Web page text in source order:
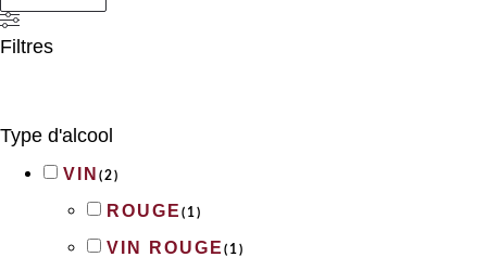
Filtres
Type d'alcool
VIN (2)
ROUGE ( 1 )
VIN ROUGE ( 1 )